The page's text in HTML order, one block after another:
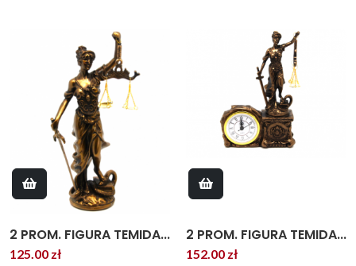
2 PROM. FIGURA TEMIDA...
125.00 zł
2 PROM. FIGURA TEMIDA...
152.00 zł